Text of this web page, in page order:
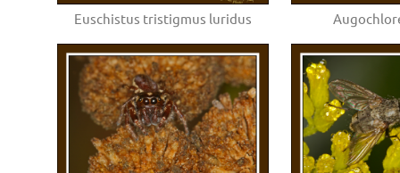
Euschistus tristigmus luridus